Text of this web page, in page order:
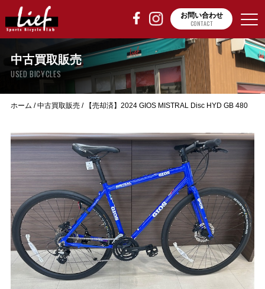
お問い合わせ
CONTACT
中古買取販売
USED BICYCLES
ホーム /中古買取販売/ 【売却済】2024 GIOS MISTRAL Disc HYD GB 480